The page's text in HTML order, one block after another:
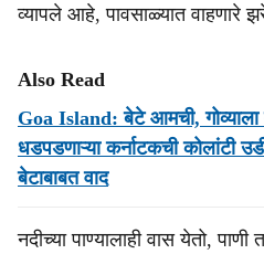
व्यापले आहे, पावसाळ्यात वाहणारे
Also Read
Goa Island: बेटे आमची, गोव्याला
धडपडणाऱ्या कर्नाटकची कोलांटी
बेटाबाबत वाद
नदीच्या पाण्यालाही वास येतो,